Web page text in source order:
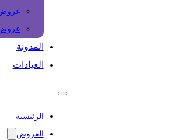
عروض
المدونة
العيادات
الرئيسية
العروض